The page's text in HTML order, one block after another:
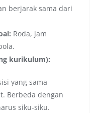
berjarak sama dari
Roda, jam
kurikulum):
yang sama
Berbeda dengan
siku-siku.